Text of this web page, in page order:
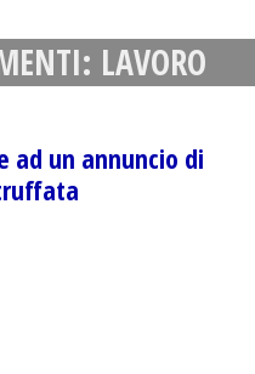
LAVORO
ad un annuncio di